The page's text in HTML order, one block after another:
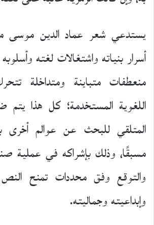
يستدعي شعر عماد الدين موسى
أسرار بنياته واشتغالات لغته
منعطفات متباينة ومتداخلة
اللغوية المستخدمة؛ كل هذا يتم
المتلقي للبحث عن عوالم أخرى
مسبقًا، وذلك بإشراكه في عملية
والتوقع وفق محددات تمنح
وإبداعيته وجماليته.